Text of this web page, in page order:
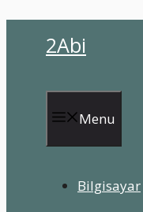
2Abi
Menu
Bilgisayar